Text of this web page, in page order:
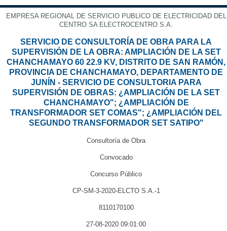
EMPRESA REGIONAL DE SERVICIO PUBLICO DE ELECTRICIDAD DEL
CENTRO SA ELECTROCENTRO S.A.
SERVICIO DE CONSULTORÍA DE OBRA PARA LA
SUPERVISIÓN DE LA OBRA: AMPLIACIÓN DE LA SET
CHANCHAMAYO 60 22.9 KV, DISTRITO DE SAN RAMÓN,
PROVINCIA DE CHANCHAMAYO, DEPARTAMENTO DE
JUNÍN - SERVICIO DE CONSULTORIA PARA
SUPERVISIÓN DE OBRAS: ¿AMPLIACIÓN DE LA SET
CHANCHAMAYO"; ¿AMPLIACIÓN DE
TRANSFORMADOR SET COMAS"; ¿AMPLIACIÓN DEL
SEGUNDO TRANSFORMADOR SET SATIPO"
Consultoría de Obra
Convocado
Concurso Público
CP-SM-3-2020-ELCTO S.A.-1
8110170100
27-08-2020 09:01:00